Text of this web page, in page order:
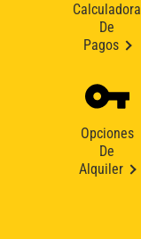
Calculadora
De
Pagos
Opciones
De
Alquiler